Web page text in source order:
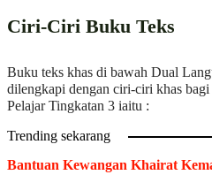
Ciri-Ciri Buku Teks
Buku teks khas di bawah Dual
dilengkapi dengan ciri-ciri khas
Pelajar Tingkatan 3 iaitu :
Trending sekarang
Bantuan Kewangan Khairat